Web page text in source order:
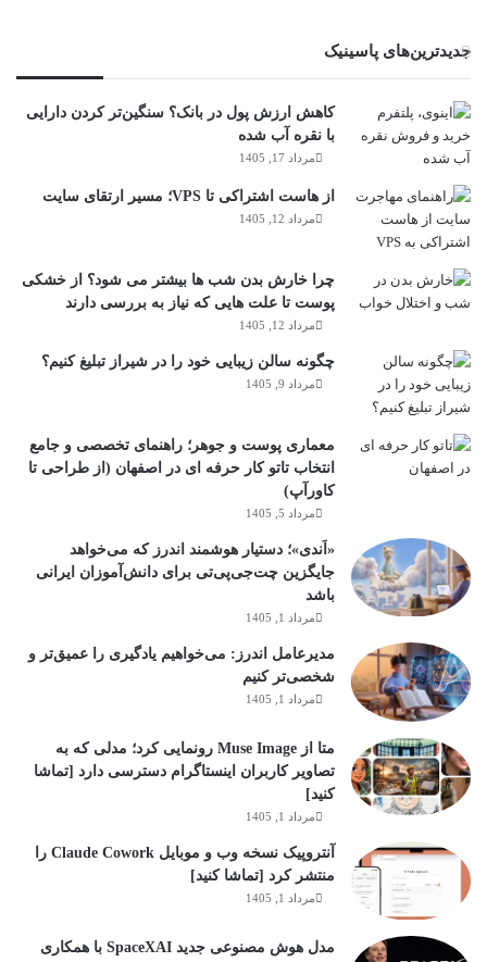
جدیدترین‌های پاسینیک
کاهش ارزش پول در بانک؟ سنگین‌تر کردن دارایی
با نقره آب شده
مرداد 17, 1405
از هاست اشتراکی تا VPS؛ مسیر ارتقای سایت
مرداد 12, 1405
چرا خارش بدن شب ها بیشتر می شود؟ از خشکی
پوست تا علت هایی که نیاز به بررسی دارند
مرداد 12, 1405
چگونه سالن زیبایی خود را در شیراز تبلیغ کنیم؟
مرداد 9, 1405
معماری پوست و جوهر؛ راهنمای تخصصی و جامع
انتخاب تاتو کار حرفه ای در اصفهان (از طراحی تا
کاورآپ)
مرداد 5, 1405
«اَندی»؛ دستیار هوشمند اندرز که می‌خواهد
جایگزین چت‌جی‌پی‌تی برای دانش‌آموزان ایرانی
باشد
مرداد 1, 1405
مدیرعامل اندرز: می‌خواهیم یادگیری را عمیق‌تر و
شخصی‌تر کنیم
مرداد 1, 1405
متا از Muse Image رونمایی کرد؛ مدلی که به
تصاویر کاربران اینستاگرام دسترسی دارد [تماشا
کنید]
مرداد 1, 1405
آنتروپیک نسخه وب و موبایل Claude Cowork را
منتشر کرد [تماشا کنید]
مرداد 1, 1405
مدل هوش مصنوعی جدید SpaceXAI با همکاری